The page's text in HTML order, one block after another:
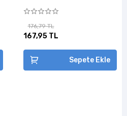
176,79 TL
167,95 TL
Sepete Ekle